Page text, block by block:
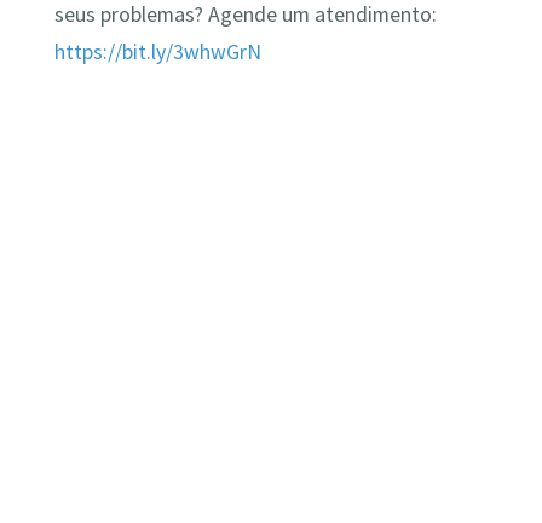
seus problemas? Agende um atendimento:
https://bit.ly/3whwGrN